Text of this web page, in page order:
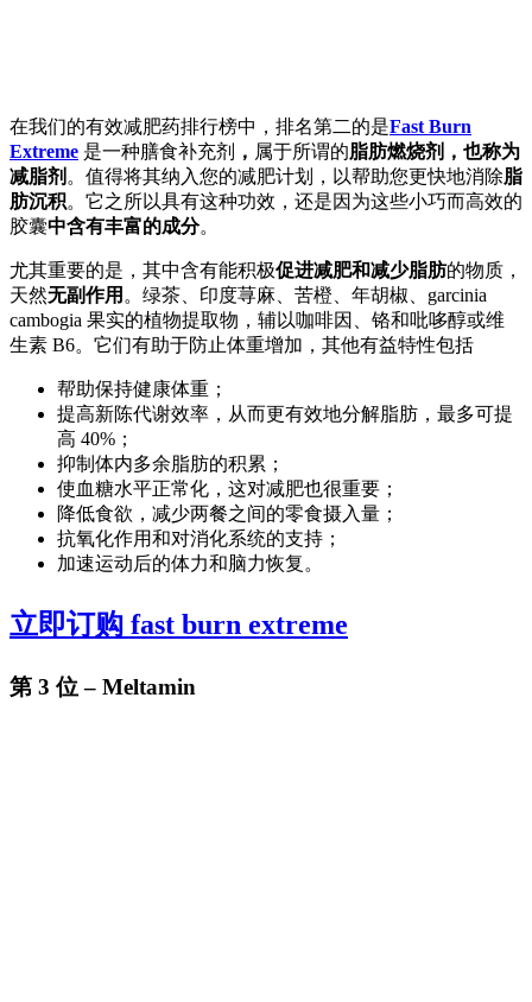
在我们的有效减肥药排行榜中，排名第二的是Fast Burn
Extreme 是一种膳食补充剂 ， 属于所谓的脂肪燃烧剂，也称为
减脂剂 。值得将其纳入您的减肥计划，以帮助您更快地消除脂
肪沉积。它之所以具有这种功效，还是因为这些小巧而高效的
胶囊中含有丰富的成分。
尤其重要的是，其中含有能积极促进减肥和减少脂肪的物质，
天然无副作用 。绿茶、印度荨麻、苦橙、年胡椒、garcinia
cambogia 果实的植物提取物，辅以咖啡因、铬和吡哆醇或维
生素 B6。它们有助于防止体重增加，其他有益特性包括
帮助保持健康体重；
提高新陈代谢效率，从而更有效地分解脂肪，最多可提
高 40%；
抑制体内多余脂肪的积累；
使血糖水平正常化，这对减肥也很重要；
降低食欲，减少两餐之间的零食摄入量；
抗氧化作用和对消化系统的支持；
加速运动后的体力和脑力恢复。
立即订购 fast burn extreme
第 3 位 – Meltamin